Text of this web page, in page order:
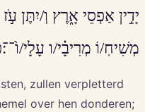
יָדִ֣ין אַפְסֵי אָ֑רֶץ וְ/יִתֶּן
מְשִׁיחֽ/וֹ מְרִיבָ֗י/ו עָלָי/
zullen verpletterd
over hen donderen;